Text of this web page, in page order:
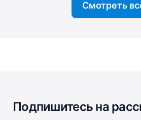
Смотреть
Подпишитесь на